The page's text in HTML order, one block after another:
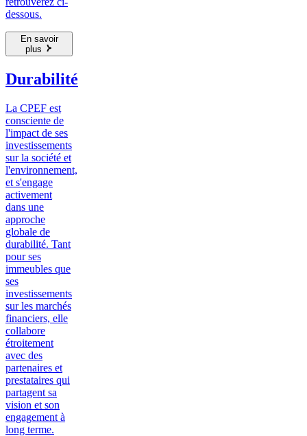
dessous.
En savoir
plus
Durabilité
La CPEF est
consciente de
l'impact de ses
investissements
sur la société et
l'environnement,
et s'engage
activement
dans une
approche
globale de
durabilité. Tant
pour ses
immeubles que
ses
investissements
sur les marchés
financiers, elle
collabore
étroitement
avec des
partenaires et
prestataires qui
partagent sa
vision et son
engagement à
long terme.